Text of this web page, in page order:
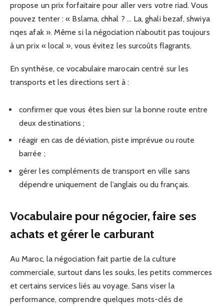
propose un prix forfaitaire pour aller vers votre riad. Vous
pouvez tenter : « Bslama, chhal ? … La, ghali bezaf, shwiya
nqes afak ». Même si la négociation n’aboutit pas toujours
à un prix « local », vous évitez les surcoûts flagrants.
En synthèse, ce vocabulaire marocain centré sur les
transports et les directions sert à :
confirmer que vous êtes bien sur la bonne route entre
deux destinations ;
réagir en cas de déviation, piste imprévue ou route
barrée ;
gérer les compléments de transport en ville sans
dépendre uniquement de l’anglais ou du français.
Vocabulaire pour négocier, faire ses
achats et gérer le carburant
Au Maroc, la négociation fait partie de la culture
commerciale, surtout dans les souks, les petits commerces
et certains services liés au voyage. Sans viser la
performance, comprendre quelques mots-clés de